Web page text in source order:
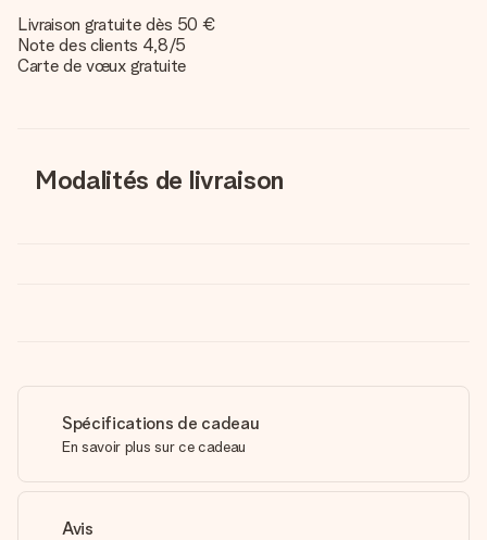
Livraison gratuite dès 50 €
Note des clients 4,8/5
Carte de vœux gratuite
Modalités de livraison
Spécifications de cadeau
En savoir plus sur ce cadeau
Avis